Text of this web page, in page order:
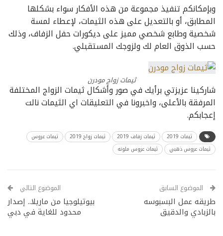
وبإمكانكم تنفيذ مجموعة من هذه الأفكار سواء بشكلها
المطابق، أو بالتعديل على هذه الثيمات، لإعطاء لمسة
شخصية وطابع شخصي مميز على ديكورات حفل الزفاف، وذلك
حسب الذوق العام لك ولزوجك المستقبلي.
ثيمات زواج مودرن
شاركينا عزيزتي برأيك في صور وأشكال ثيمات الزواج المختلفة
المرفقة بالأعلى، واخبرونا في التعليقات اي الثيمات نالت
إعجابكم.
ثيمات 2019 ثيمات زفاف 2019 ثيمات زواج 2019
ثيمات عروس
ثيمات عروس ذهبي
ثيمات عروس ملونه
الموضوع السابق
طريقه عمل البسبوسه
بالزبادي والدقيق
الموضوع التالي
بیوتیلوجیا من ماريلا.. إصدار
محدود للغاية في دبي